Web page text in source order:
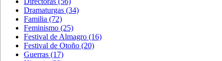
Dramaturgas (34)
Familia (72)
Feminismo (25)
Festival de Almagro (16)
Festival de Otoño (20)
Guerras (17)